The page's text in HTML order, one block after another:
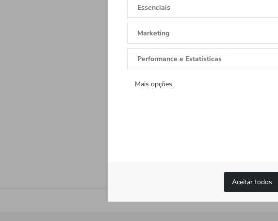
Essenciais
Marketing
Performance e Estatísticas
Mais opções
Aceitar todos